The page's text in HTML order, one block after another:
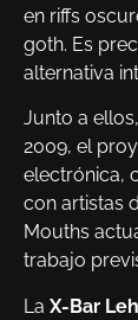
en riffs
goth. Es
alternativa
Junto a ellos,
2009, el
electrónica,
con artistas
Mouths
trabajo
La X-Bar